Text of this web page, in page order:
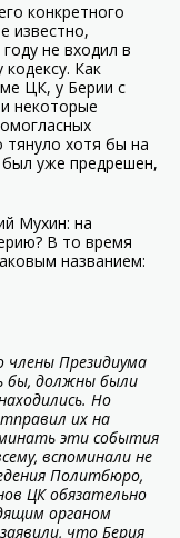
конкретного
известно,
не входил в
Как
ЦК, у Берии с
некоторые
тянуло хотя бы на
был уже предрешен,
Мухин: на
В то время
названием:
Президиума
бы, должны были
Но
их на
эти события
вспоминали не
Политбюро,
ЦК обязательно
органом
что Берия